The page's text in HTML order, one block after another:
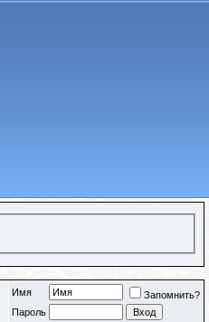
Имя
Запомнить?
Пароль